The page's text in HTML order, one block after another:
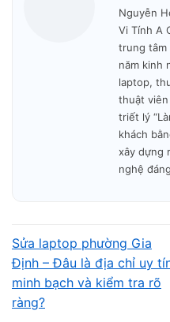
Sửa chữa nhanh -
Bảo mật dữ liệu
Bảo hành đầy đủ,
vụ:
ép giá.
Quy Trình
Nguyễn
Vi Tính A
trung tâm
năm kinh
laptop,
thuật viên
triết lý
khách
xây dựng
nghệ
Sửa laptop phường Gia
Định – Đâu là địa chỉ uy
minh bạch và kiểm tra rõ
ràng?